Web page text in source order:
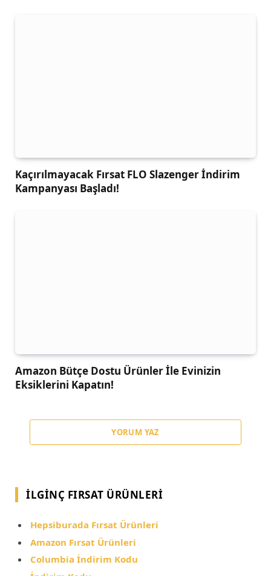
Kaçırılmayacak Fırsat FLO Slazenger İndirim
Kampanyası Başladı!
Amazon Bütçe Dostu Ürünler İle Evinizin
Eksiklerini Kapatın!
YORUM YAZ
İLGINÇ FIRSAT ÜRÜNLERI
Hepsiburada Fırsat Ürünleri
Amazon Fırsat Ürünleri
Columbia İndirim Kodu